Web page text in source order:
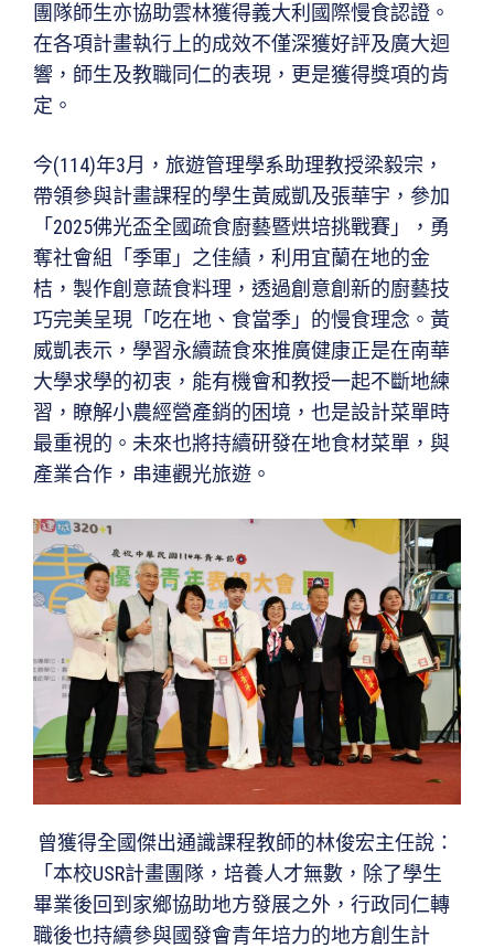
團隊師生亦協助雲林獲得義大利國際慢食認證。
在各項計畫執行上的成效不僅深獲好評及廣大迴
響，師生及教職同仁的表現，更是獲得獎項的肯
定。
今(114)年3月，旅遊管理學系助理教授梁毅宗，
帶領參與計畫課程的學生黃威凱及張華宇，參加
「2025佛光盃全國疏食廚藝暨烘培挑戰賽」，勇
奪社會組「季軍」之佳績，利用宜蘭在地的金
桔，製作創意蔬食料理，透過創意創新的廚藝技
巧完美呈現「吃在地、食當季」的慢食理念。黃
威凱表示，學習永續蔬食來推廣健康正是在南華
大學求學的初衷，能有機會和教授一起不斷地練
習，瞭解小農經營產銷的困境，也是設計菜單時
最重視的。未來也將持續研發在地食材菜單，與
產業合作，串連觀光旅遊。
曾獲得全國傑出通識課程教師的林俊宏主任說：
「本校USR計畫團隊，培養人才無數，除了學生
畢業後回到家鄉協助地方發展之外，行政同仁轉
職後也持續參與國發會青年培力的地方創生計